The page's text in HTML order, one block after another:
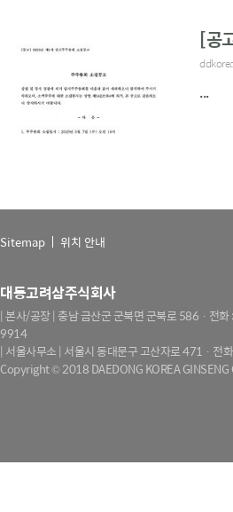
[공
...
Sitemap 위치 안내
대동고려삼주식회사
| 본사/공장 | 충남 금산군 군북면 군북로 586 · 전
9914
| 서울사무소 | 서울시 동대문구 고산자로 471 · 전
Copyright © 2018 DAEDONG KOREA GINSENG